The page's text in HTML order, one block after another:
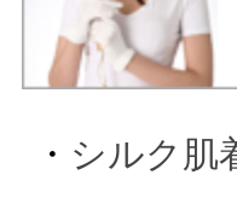
・ シルク肌